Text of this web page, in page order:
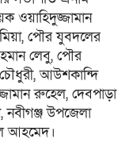
ওয়াহিদুজ্জামান
পৌর যুবদলের
লেবু, পৌর
আউশকান্দি
রুহেল, দেবপাড়া
নবীগঞ্জ উপজেলা
আহমেদ।